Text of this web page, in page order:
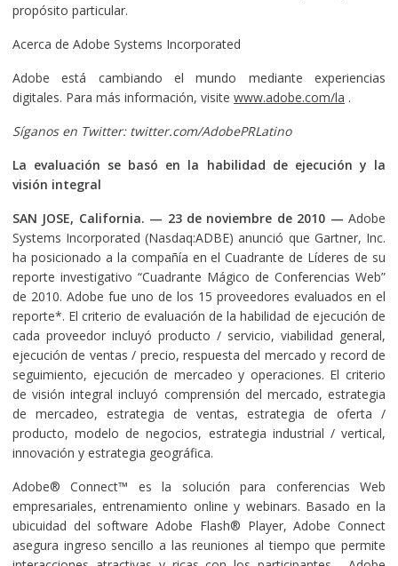
propósito particular.
Acerca de Adobe Systems Incorporated
Adobe está cambiando el mundo mediante experiencias
digitales. Para más información, visite www.adobe.com/la .
Síganos en Twitter: twitter.com/AdobePRLatino
La evaluación se basó en la habilidad de ejecución y la
visión integral
SAN JOSE, California. — 23 de noviembre de 2010 — Adobe
Systems Incorporated (Nasdaq:ADBE) anunció que Gartner, Inc.
ha posicionado a la compañía en el Cuadrante de Líderes de su
reporte investigativo “Cuadrante Mágico de Conferencias Web”
de 2010. Adobe fue uno de los 15 proveedores evaluados en el
reporte*. El criterio de evaluación de la habilidad de ejecución de
cada proveedor incluyó producto / servicio, viabilidad general,
ejecución de ventas / precio, respuesta del mercado y record de
seguimiento, ejecución de mercadeo y operaciones. El criterio
de visión integral incluyó comprensión del mercado, estrategia
de mercadeo, estrategia de ventas, estrategia de oferta /
producto, modelo de negocios, estrategia industrial / vertical,
innovación y estrategia geográfica.
Adobe® Connect™ es la solución para conferencias Web
empresariales, entrenamiento online y webinars. Basado en la
ubicuidad del software Adobe Flash® Player, Adobe Connect
asegura ingreso sencillo a las reuniones al tiempo que permite